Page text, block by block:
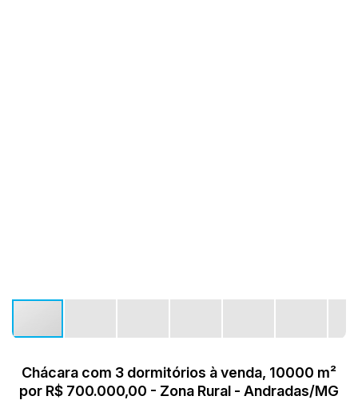
Chácara com 3 dormitórios à venda, 10000 m²
por R$ 700.000,00 - Zona Rural - Andradas/MG